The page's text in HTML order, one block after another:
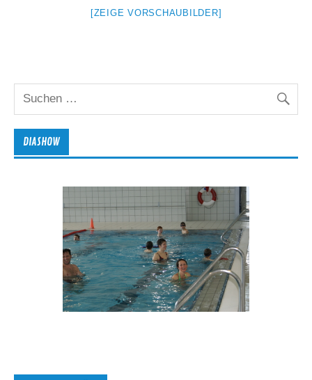
[ZEIGE VORSCHAUBILDER]
DIASHOW